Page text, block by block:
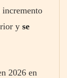
incremento
y se
2026 en